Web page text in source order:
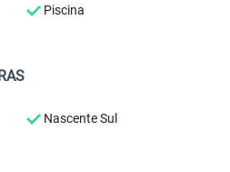
Piscina
Nascente Sul